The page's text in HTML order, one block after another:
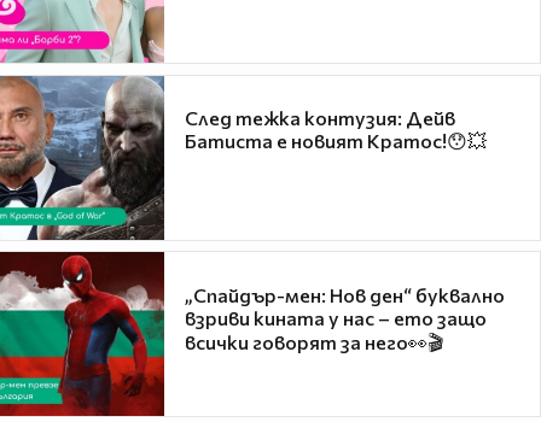
След тежка контузия: Дейв
Батиста е новият Кратос!😯💥
„Спайдър-мен: Нов ден“ буквално
взриви кината у нас – ето защо
всички говорят за него👀🎬